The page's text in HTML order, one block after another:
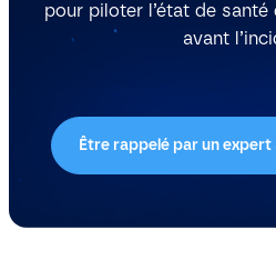
pour piloter l’état de
avant
Être rappelé par un expert